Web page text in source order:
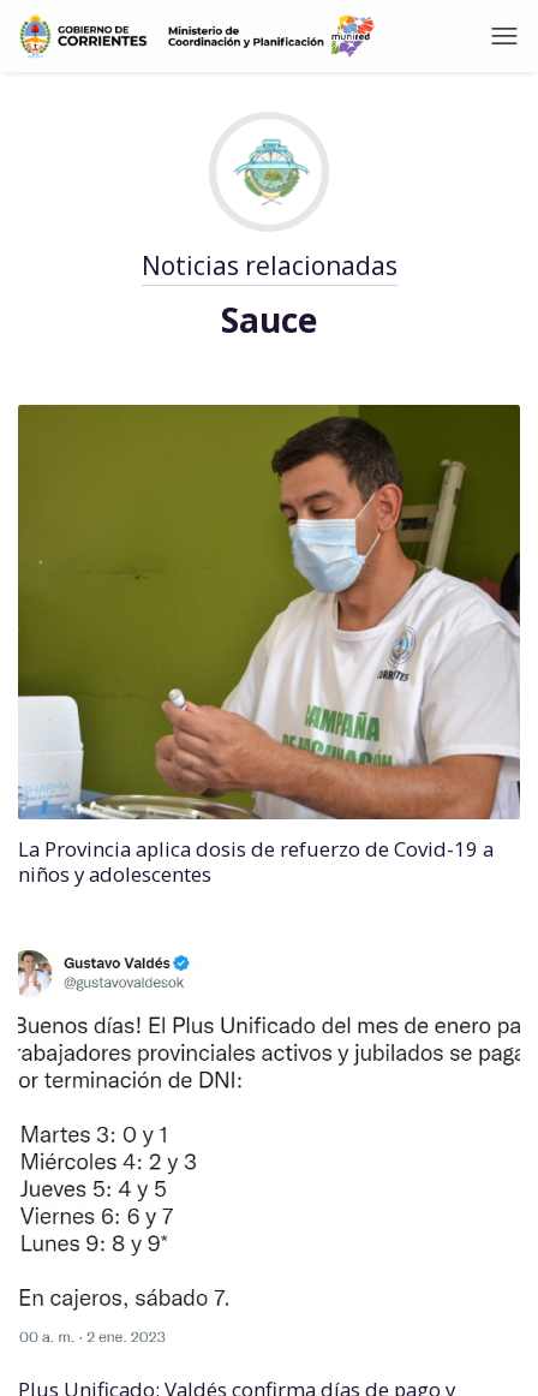
Noticias relacionadas
Sauce
La Provincia aplica dosis de refuerzo de Covid-19 a
niños y adolescentes
Plus Unificado: Valdés confirma días de pago y